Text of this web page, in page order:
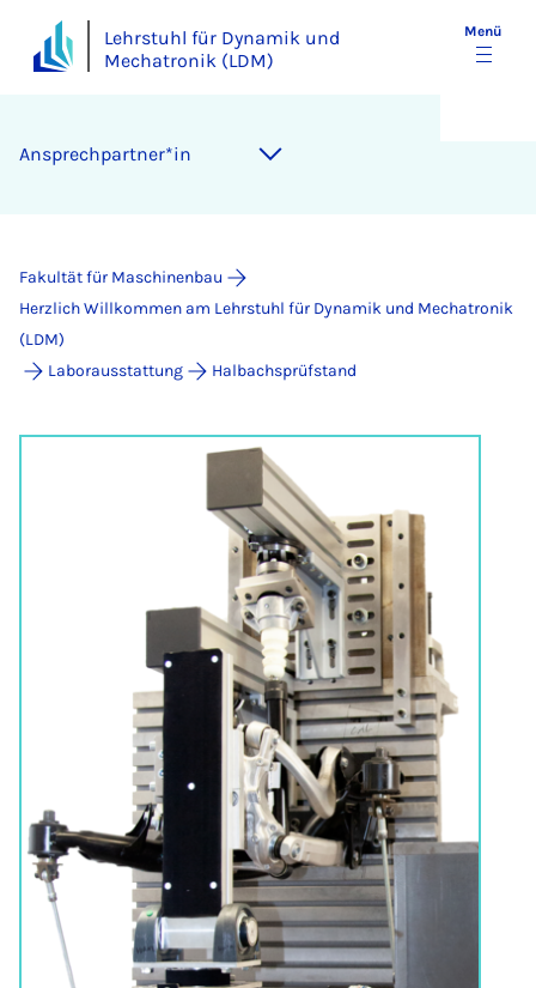
Lehrstuhl für Dynamik und
Mechatronik (LDM)
Menü
An­sprech­part­ner*in
Fakultät für Maschinenbau
Herzlich Willkommen am Lehrstuhl für Dynamik und Mechatronik
(LDM)
Laborausstattung
Halbachsprüfstand